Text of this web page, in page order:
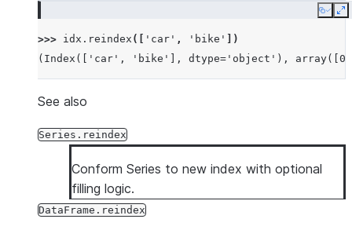
Copy
>>> idx . reindex ([ 'car' , 'bike'
])
(Index(['car', 'bike'], dtype='object'),
See also
Series.reindex
Conform Series to new index with optional
filling logic.
DataFrame.reindex